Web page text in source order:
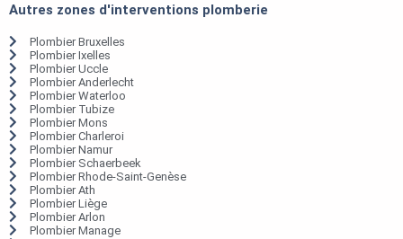
Autres zones d'interventions plomberie
Plombier Bruxelles
Plombier Ixelles
Plombier Uccle
Plombier Anderlecht
Plombier Waterloo
Plombier Tubize
Plombier Mons
Plombier Charleroi
Plombier Namur
Plombier Schaerbeek
Plombier Rhode-Saint-Genèse
Plombier Ath
Plombier Liège
Plombier Arlon
Plombier Manage